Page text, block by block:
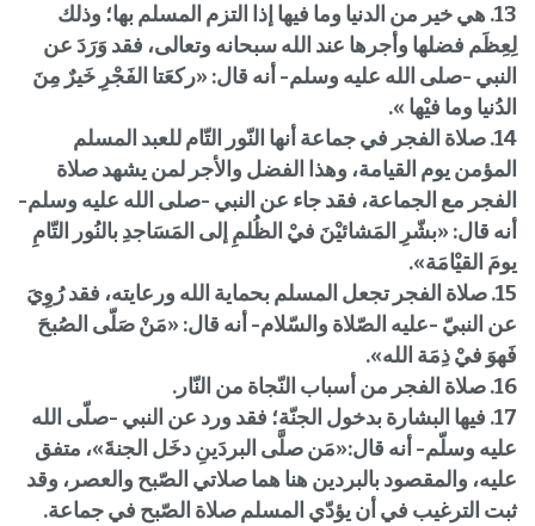
13. هي خير من الدنيا وما فيها إذا التزم المسلم بها؛ وذلك
لِعِظَم فضلها وأجرها عند الله سبحانه وتعالى، فقد وَرَدَ عن
النبي -صلى الله عليه وسلم- أنه قال: «ركعَتا الفَجْرِ خَيرٌ مِنَ
الدُنيا وما فيْها ».
14. صلاة الفجر في جماعة أنها النّور التّام للعبد المسلم
المؤمن يوم القيامة، وهذا الفضل والأجر لمن يشهد صلاة
الفجر مع الجماعة، فقد جاء عن النبي -صلى الله عليه وسلم-
أنه قال: «بشّرِ المَشائيْنَ فيْ الظُلمِ إلى المَسَاجدِ بالنُور التّامِ
يومَ القيْامَة».
15. صلاة الفجر تجعل المسلم بحماية الله ورعايته، فقد رُوِيَ
عن النبيّ -عليه الصّلاة والسّلام- أنه قال: «مَنْ صَلّى الصُبحَ
فَهوَ فيْ ذِمَة الله».
16. صلاة الفجر من أسباب النّجاة من النّار.
17. فيها البشارة بدخول الجنّة؛ فقد ورد عن النبي -صلّى الله
عليه وسلّم- أنه قال:«مَن صلَّى البردَينِ دخَل الجنةَ»، متفق
عليه، والمقصود بالبردين هنا هما صلاتي الصّبح والعصر، وقد
ثبت الترغيب في أن يؤدّي المسلم صلاة الصّبح في جماعة.